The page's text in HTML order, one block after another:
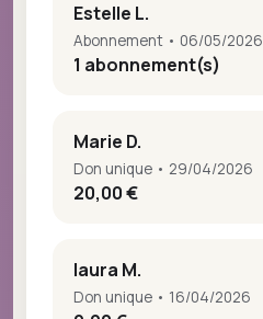
Estelle L.
Abonnement • 06/05/2026
1 abonnement(s)
Marie D.
Don unique • 29/04/2026
20,00 €
laura M.
Don unique • 16/04/2026